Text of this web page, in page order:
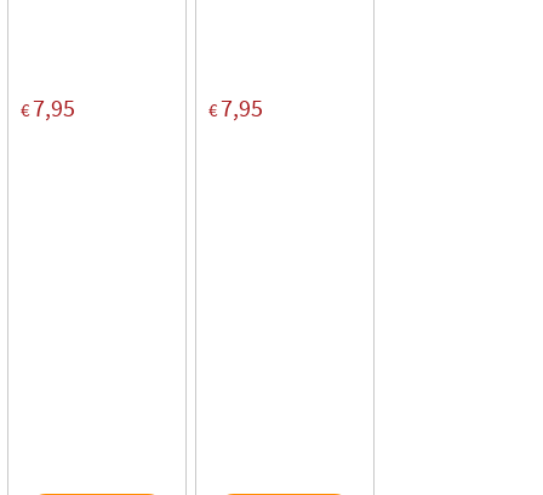
€7,95 €7,95